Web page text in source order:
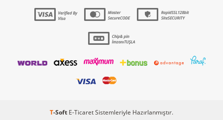
T-Soft E-TicaretSistemleriyle Hazırlanmıştır.